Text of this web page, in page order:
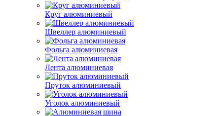
Круг алюминиевый
Швеллер алюминиевый
Фольга алюминиевая
Лента алюминиевая
Пруток алюминиевый
Уголок алюминиевый